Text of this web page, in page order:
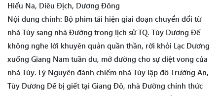
Hiểu Na, Diêu Địch, Dương Đông
Nội dung chính: Bộ phim tái hiện giai đoạn chuyển đổi từ
nhà Tùy sang nhà Đường trong lịch sử TQ. Tùy Dương Đế
không nghe lời khuyên quản quần thần, rời khỏi Lạc Dương
xuống Giang Nam tuần du, mở đường cho sự diệt vong của
nhà Tùy. Lý Nguyên đánh chiếm nhà Tùy lập đô Trường An,
Tùy Dương Đế bị giết tại Giang Đô, nhà Đường chính thức